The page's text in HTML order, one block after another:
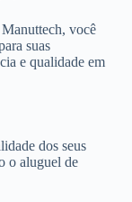
você
suas
e qualidade em
dos seus
o aluguel de